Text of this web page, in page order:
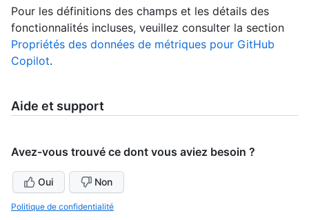
Pour les définitions des champs et les détails des
fonctionnalités incluses, veuillez consulter la section
Propriétés des données de métriques pour GitHub
Copilot.
Aide et support
Avez-vous trouvé ce dont vous aviez besoin ?
Oui Non
Politique de confidentialité